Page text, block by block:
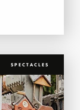
SPECTACLES